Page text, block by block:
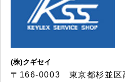
(株)クギセイ
〒166-0003 東京都杉並区